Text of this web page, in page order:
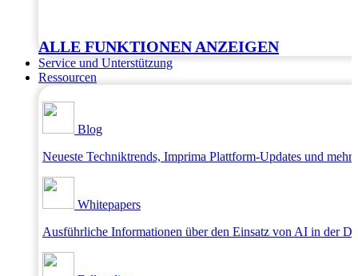
ALLE FUNKTIONEN ANZEIGEN
Service und Unterstützung
Ressourcen
Blog
Neueste Techniktrends, Imprima Plattform-Updates und mehr
Whitepapers
Ausführliche Informationen über den Einsatz von AI in der